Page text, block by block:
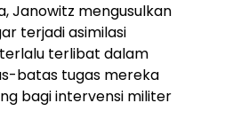
Janowitz mengusulkan
terjadi asimilasi
terlibat dalam
batas tugas mereka
bagi intervensi militer